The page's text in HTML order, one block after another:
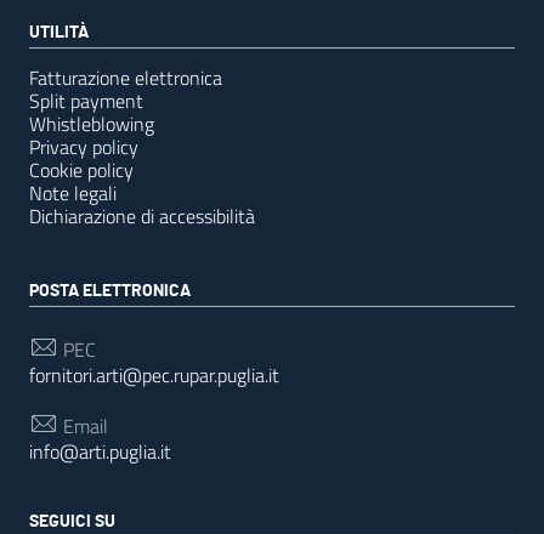
UTILITÀ
Fatturazione elettronica
Split payment
Whistleblowing
Privacy policy
Cookie policy
Note legali
Dichiarazione di accessibilità
POSTA ELETTRONICA
PEC
fornitori.arti@pec.rupar.puglia.it
Email
info@arti.puglia.it
SEGUICI SU